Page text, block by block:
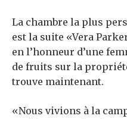
La chambre la plus
est la suite «Vera
en l’honneur d’une
de fruits sur la
trouve maintenant.
«Nous vivions à la